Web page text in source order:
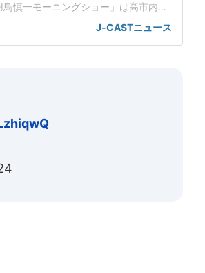
慎一モーニングショー」は高市内閣
法府の総意に基づいていないだけで
いかと取り上げた。「将来、他国が
J-CASTニュース